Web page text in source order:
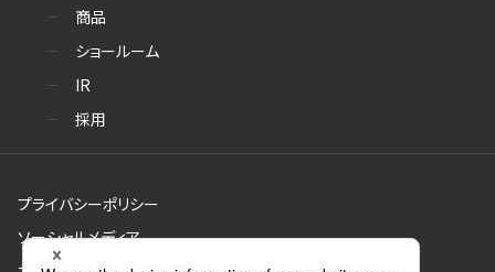
商品
ショールーム
IR
採用
プライバシーポリシー
ソーシャルメディア